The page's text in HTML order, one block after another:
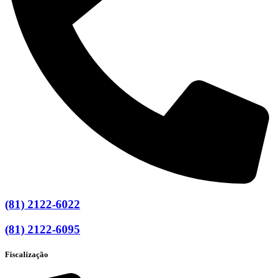
(81) 2122-6022
(81) 2122-6095
Fiscalização